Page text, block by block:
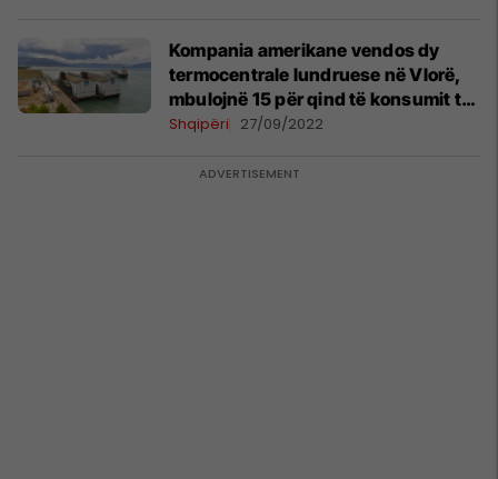
Kompania amerikane vendos dy
termocentrale lundruese në Vlorë,
mbulojnë 15 për qind të konsumit të
energjisë në vend
Shqipëri 27/09/2022